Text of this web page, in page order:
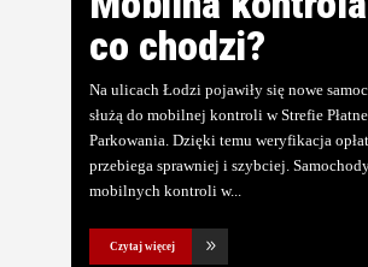
co chodzi?
Na ulicach Łodzi pojawiły się nowe
służą do mobilnej kontroli w Strefie
Parkowania. Dzięki temu weryfikacja
przebiega sprawniej i szybciej.
mobilnych kontroli w
Czytaj więcej